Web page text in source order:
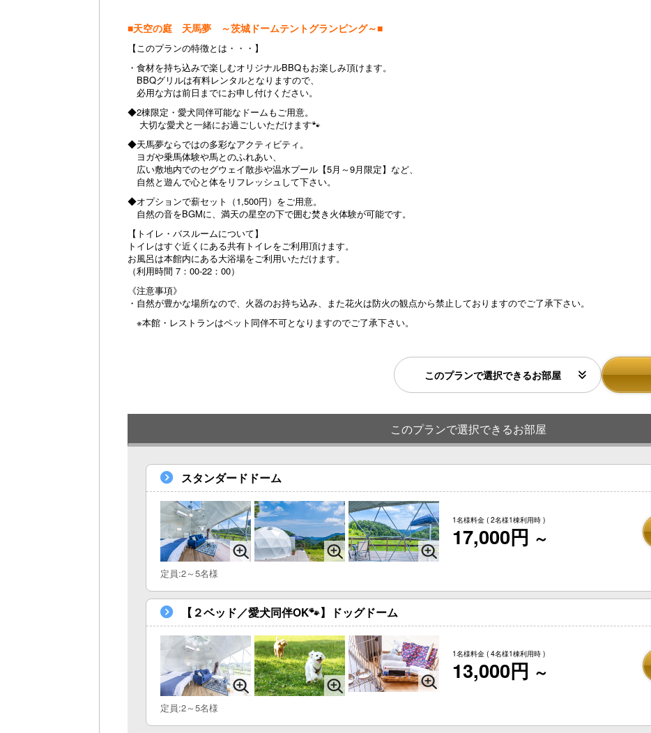
■天空の庭 天馬夢 ～茨城ドームテントグランピング～■
【このプランの特徴とは・・・】
・食材を持ち込みで楽しむオリジナルBBQもお楽しみ頂けます。
BBQグリルは有料レンタルとなりますので、
必用な方は前日までにお申し付けください。
◆2棟限定・愛犬同伴可能なドームもご用意。
大切な愛犬と一緒にお過ごしいただけます🐾
◆天馬夢ならではの多彩なアクティビティ。
ヨガや乗馬体験や馬とのふれあい、
広い敷地内でのセグウェイ散歩や温水プール【5月～9月限定】など、
自然と遊んで心と体をリフレッシュして下さい。
◆オプションで薪セット（1,500円）をご用意。
自然の音をBGMに、満天の星空の下で囲む焚き火体験が可能です。
【トイレ・バスルームについて】
トイレはすぐ近くにある共有トイレをご利用頂けます。
お風呂は本館内にある大浴場をご利用いただけます。
（利用時間 7：00‐22：00）​
《注意事項》
・自然が豊かな場所なので、火器のお持ち込み、また花火は防火の観点から禁止しておりますのでご了承下さい。
※本館・レストランはペット同伴不可となりますのでご了承下さい。
このプランで選択できるお部屋
このプランで選択できるお部屋
スタンダードドーム
1名様料金 ( 2名様1棟利用時 )
17,000円 ～
定員:2～5名様
【２ベッド／愛犬同伴OK🐾】ドッグドーム
1名様料金 ( 4名様1棟利用時 )
13,000円 ～
定員:2～5名様